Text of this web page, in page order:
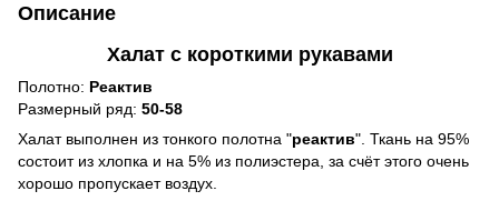
Описание
Халат с короткими рукавами
Полотно: Реактив
Размерный ряд: 50-58
Халат выполнен из тонкого полотна "реактив". Ткань на 95%
состоит из хлопка и на 5% из полиэстера, за счёт этого очень
хорошо пропускает воздух.